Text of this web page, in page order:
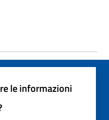
le informazioni